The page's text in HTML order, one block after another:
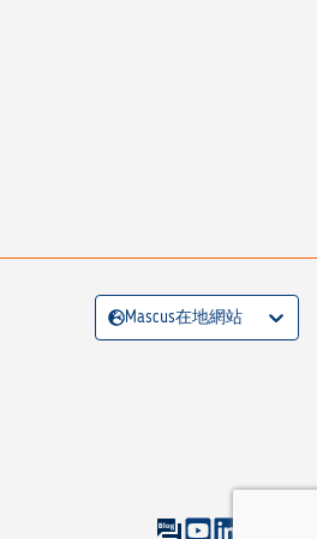
Mascus在地網站